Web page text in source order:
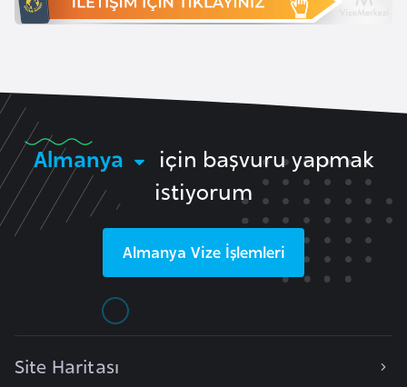
Almanya
için başvuru yapmak
istiyorum
Almanya Vize İşlemleri
Site Haritası
e
h
u
r
i
e